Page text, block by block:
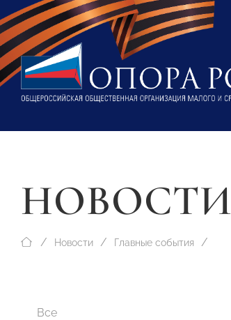
НОВОСТИ
Новости Главные события
Все